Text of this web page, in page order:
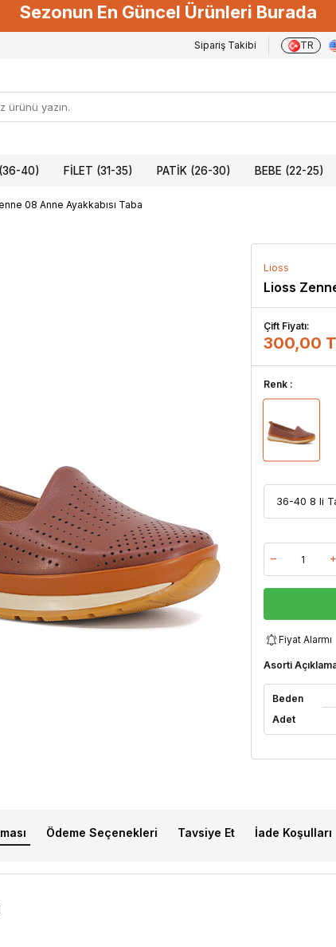
Sezonun En Güncel Ürünleri Burada
Sipariş Takibi TR
40) FILET (31-35) PATIK (26-30) BEBE (22-25)
08 Anne Ayakkabısı Taba
Lioss
Lioss
Çift Fiyatı:
300,00
Renk :
Fiyat Alarmı
Asorti
Beden
Adet
Ödeme Seçenekleri Tavsiye Et İade Koşulları